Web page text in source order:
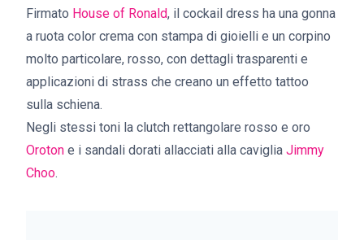
Firmato House of Ronald, il cockail dress ha una gonna
a ruota color crema con stampa di gioielli e un corpino
molto particolare, rosso, con dettagli trasparenti e
applicazioni di strass che creano un effetto tattoo
sulla schiena.
Negli stessi toni la clutch rettangolare rosso e oro
Oroton e i sandali dorati allacciati alla caviglia Jimmy
Choo.